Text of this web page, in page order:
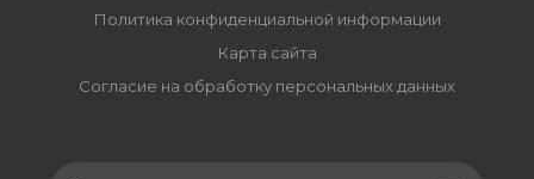
Политика конфиденциальной информации
Карта сайта
Согласие на обработку персональных данных